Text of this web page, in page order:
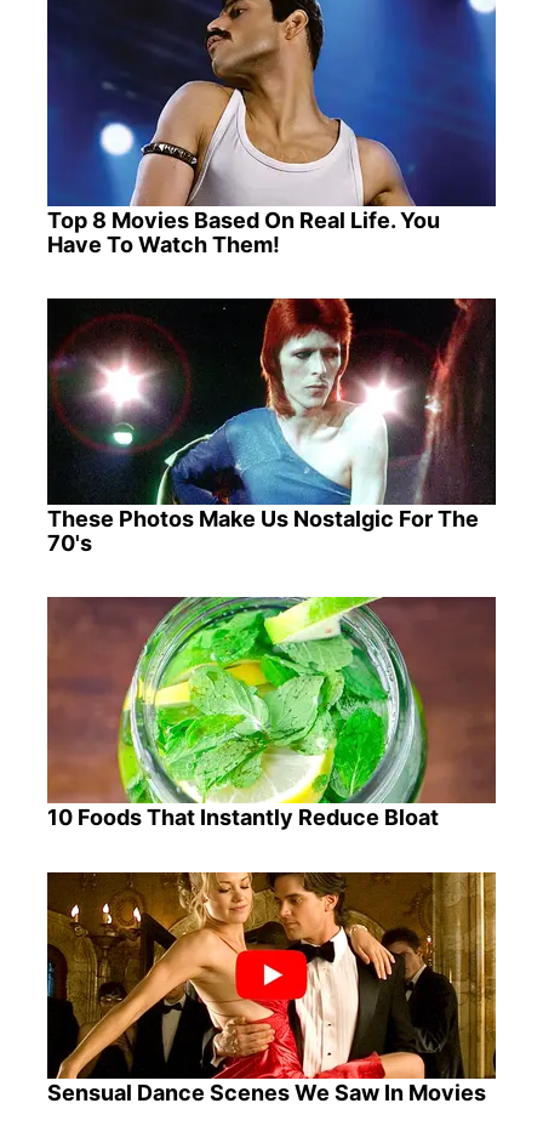
Top 8 Movies Based On Real Life. You
Have To Watch Them!
These Photos Make Us Nostalgic For The
70's
10 Foods That Instantly Reduce Bloat
Sensual Dance Scenes We Saw In Movies